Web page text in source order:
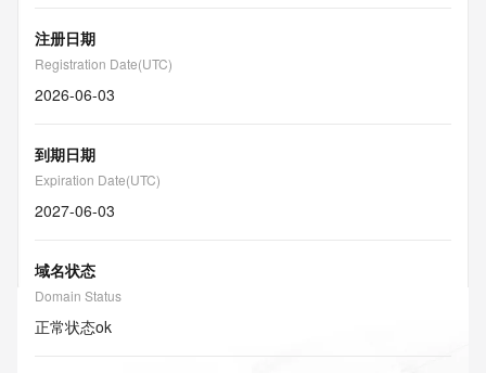
注册日期
Registration Date(UTC)
2026-06-03
到期日期
Expiration Date(UTC)
2027-06-03
域名状态
Domain Status
正常状态ok